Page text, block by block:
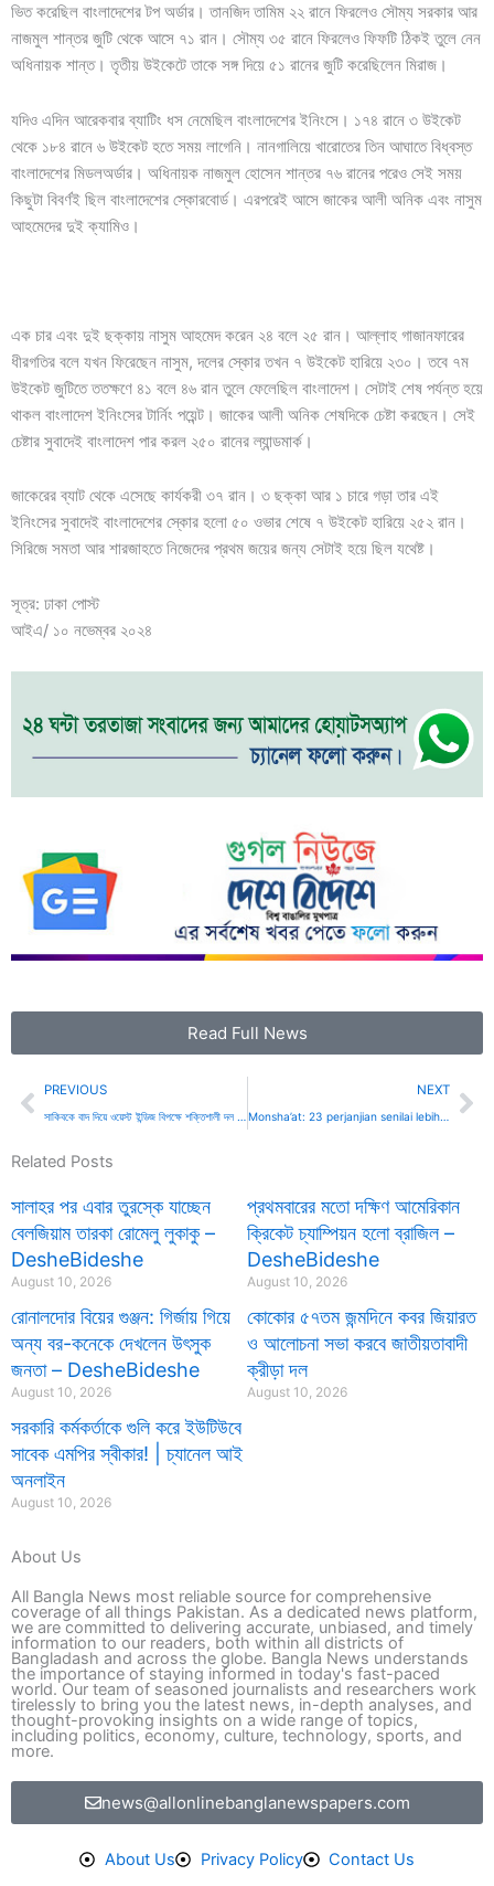
ভিত করেছিল বাংলাদেশের টপ অর্ডার। তানজিদ তামিম ২২ রানে ফিরলেও সৌম্য সরকার আর
নাজমুল শান্তর জুটি থেকে আসে ৭১ রান। সৌম্য ৩৫ রানে ফিরলেও ফিফটি ঠিকই তুলে নেন
অধিনায়ক শান্ত। তৃতীয় উইকেটে তাকে সঙ্গ দিয়ে ৫১ রানের জুটি করেছিলেন মিরাজ।
যদিও এদিন আরেকবার ব্যাটিং ধস নেমেছিল বাংলাদেশের ইনিংসে। ১৭৪ রানে ৩ উইকেট
থেকে ১৮৪ রানে ৬ উইকেট হতে সময় লাগেনি। নানগালিয়ে খারোতের তিন আঘাতে বিধ্বস্ত
বাংলাদেশের মিডলঅর্ডার। অধিনায়ক নাজমুল হোসেন শান্তর ৭৬ রানের পরেও সেই সময়
কিছুটা বিবর্ণই ছিল বাংলাদেশের স্কোরবোর্ড। এরপরেই আসে জাকের আলী অনিক এবং নাসুম
আহমেদের দুই ক্যামিও।
এক চার এবং দুই ছক্কায় নাসুম আহমেদ করেন ২৪ বলে ২৫ রান। আল্লাহ গাজানফারের
ধীরগতির বলে যখন ফিরেছেন নাসুম, দলের স্কোর তখন ৭ উইকেট হারিয়ে ২৩০। তবে ৭ম
উইকেট জুটিতে ততক্ষণে ৪১ বলে ৪৬ রান তুলে ফেলেছিল বাংলাদেশ। সেটাই শেষ পর্যন্ত হয়ে
থাকল বাংলাদেশ ইনিংসের টার্নিং পয়েন্ট। জাকের আলী অনিক শেষদিকে চেষ্টা করছেন। সেই
চেষ্টার সুবাদেই বাংলাদেশ পার করল ২৫০ রানের ল্যান্ডমার্ক।
জাকেরের ব্যাট থেকে এসেছে কার্যকরী ৩৭ রান। ৩ ছক্কা আর ১ চারে গড়া তার এই
ইনিংসের সুবাদেই বাংলাদেশের স্কোর হলো ৫০ ওভার শেষে ৭ উইকেট হারিয়ে ২৫২ রান।
সিরিজে সমতা আর শারজাহতে নিজেদের প্রথম জয়ের জন্য সেটাই হয়ে ছিল যথেষ্ট।
সূত্র: ঢাকা পোস্ট
আইএ/ ১০ নভেম্বর ২০২৪
Read Full News
Prev
PREVIOUS
সাকিবকে বাদ দিয়ে ওয়েস্ট ইন্ডিজ বিপক্ষে শক্তিশালী দল ঘোষণা – DesheBideshe
NEXT
Monsha’at: 23 perjanjian senilai lebih dari SAR 580 juta ditandatangani pada Hari ke-3 Biban 2024
Related Posts
সালাহর পর এবার তুরস্কে যাচ্ছেন
বেলজিয়াম তারকা রোমেলু লুকাকু –
DesheBideshe
August 10, 2026
প্রথমবারের মতো দক্ষিণ আমেরিকান
ক্রিকেট চ্যাম্পিয়ন হলো ব্রাজিল –
DesheBideshe
August 10, 2026
রোনালদোর বিয়ের গুঞ্জন: গির্জায় গিয়ে
অন্য বর-কনেকে দেখলেন উৎসুক
জনতা – DesheBideshe
August 10, 2026
কোকোর ৫৭তম জন্মদিনে কবর জিয়ারত
ও আলোচনা সভা করবে জাতীয়তাবাদী
ক্রীড়া দল
August 10, 2026
সরকারি কর্মকর্তাকে গুলি করে ইউটিউবে
সাবেক এমপির স্বীকার! | চ্যানেল আই
অনলাইন
August 10, 2026
About Us
All Bangla News most reliable source for comprehensive
coverage of all things Pakistan. As a dedicated news platform,
we are committed to delivering accurate, unbiased, and timely
information to our readers, both within all districts of
Bangladash and across the globe. Bangla News understands
the importance of staying informed in today's fast-paced
world. Our team of seasoned journalists and researchers work
tirelessly to bring you the latest news, in-depth analyses, and
thought-provoking insights on a wide range of topics,
including politics, economy, culture, technology, sports, and
more.
news@allonlinebanglanewspapers.com
About Us Privacy Policy Contact Us